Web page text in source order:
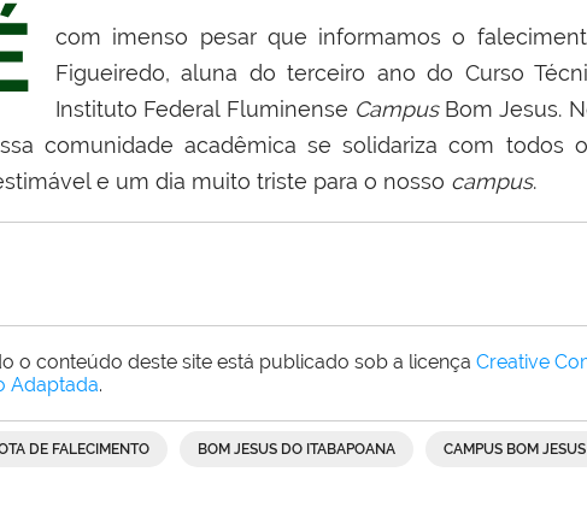
com imenso pesar que informamos o
Figueiredo, aluna do terceiro ano do Curso
Instituto Federal Fluminense CampusBom Jesus.
comunidade acadêmica se solidariza com todos
e um dia muito triste para o nosso campus.
o conteúdo deste site está publicado sob a licença Creative
Adaptada.
DE FALECIMENTO BOM JESUS DO ITABAPOANA CAMPUS BOM JESUS